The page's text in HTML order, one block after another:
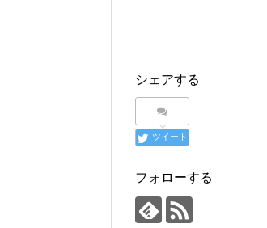
シェアする
ツイート
フォローする